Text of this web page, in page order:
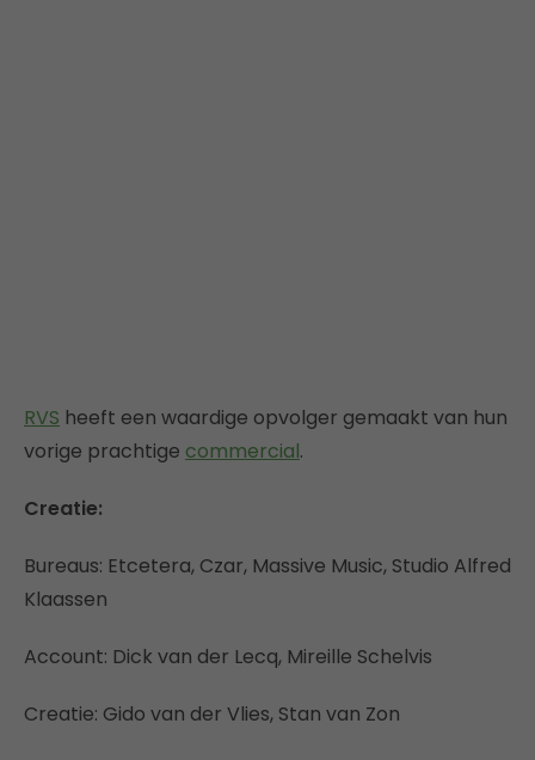
RVS heeft een waardige opvolger gemaakt van hun
vorige prachtige commercial.
Creatie:
Bureaus: Etcetera, Czar, Massive Music, Studio Alfred
Klaassen
Account: Dick van der Lecq, Mireille Schelvis
Creatie: Gido van der Vlies, Stan van Zon